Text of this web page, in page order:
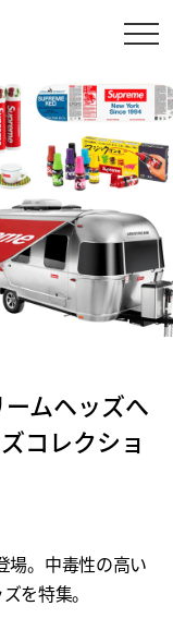
ムヘッズへ
コレクショ
場。中毒性の高い
を特集。